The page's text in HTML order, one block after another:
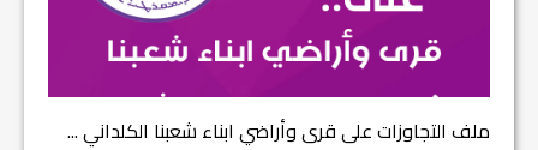
ملف التجاوزات على قرى وأراضي ابناء شعبنا الكلداني ...